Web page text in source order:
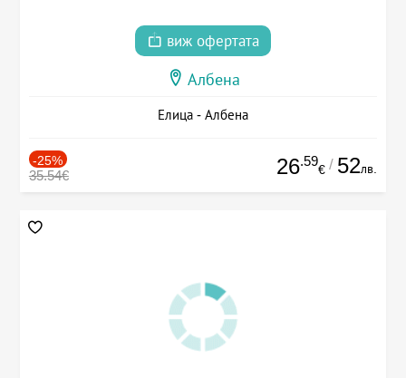
виж офертата
Албена
Елица - Албена
-25%
35.54€ 26.59
€ / 52лв.